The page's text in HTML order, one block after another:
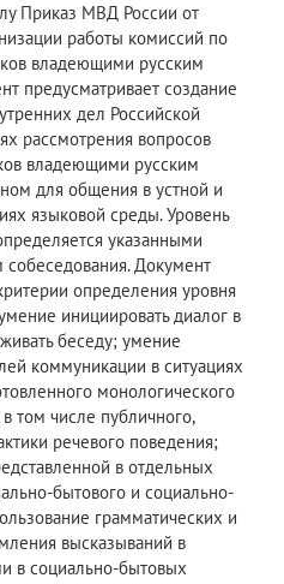
Приказ МВД России от
работы комиссий по
владеющими русским
предусматривает создание
дел Российской
рассмотрения вопросов
владеющими русским
для общения в устной и
языковой среды. Уровень
указанными
собеседования. Документ
определения уровня
инициировать диалог в
беседу; умение
коммуникации в ситуациях
монологического
том числе публичного,
речевого поведения;
в отдельных
бытового и социально-
грамматических и
высказываний в
в социально-бытовых